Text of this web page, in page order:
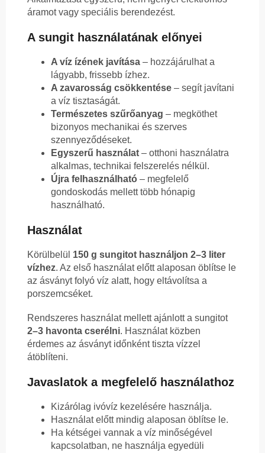
áramot vagy speciális berendezést.
A sungit használatának előnyei
A víz ízének javítása – hozzájárulhat a
lágyabb, frissebb ízhez.
A zavarosság csökkentése – segít javítani
a víz tisztaságát.
Természetes szűrőanyag – megköthet
bizonyos mechanikai és szerves
szennyeződéseket.
Egyszerű használat – otthoni használatra
alkalmas, technikai felszerelés nélkül.
Újra felhasználható – megfelelő
gondoskodás mellett több hónapig
használható.
Használat
Körülbelül 150 g sungitot használjon 2–3 liter
vízhez. Az első használat előtt alaposan öblítse le
az ásványt folyó víz alatt, hogy eltávolítsa a
porszemcséket.
Rendszeres használat mellett ajánlott a sungitot
2–3 havonta cserélni. Használat közben
érdemes az ásványt időnként tiszta vízzel
átöblíteni.
Javaslatok a megfelelő használathoz
Kizárólag ivóvíz kezelésére használja.
Használat előtt mindig alaposan öblítse le.
Ha kétségei vannak a víz minőségével
kapcsolatban, ne használja egyedüli